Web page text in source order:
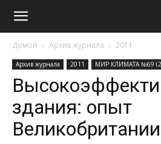
Домой Архив журнала 2011
Архив журнала 2011 МИР КЛИМАТА №69
здания: опыт
Великобритании